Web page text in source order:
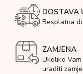
DOSTAVA
Besplatna
ZAMJENA
Ukoliko
uraditi